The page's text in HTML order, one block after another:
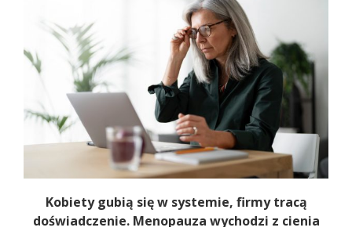
Kobiety gubią się w systemie, firmy tracą
doświadczenie. Menopauza wychodzi z cienia